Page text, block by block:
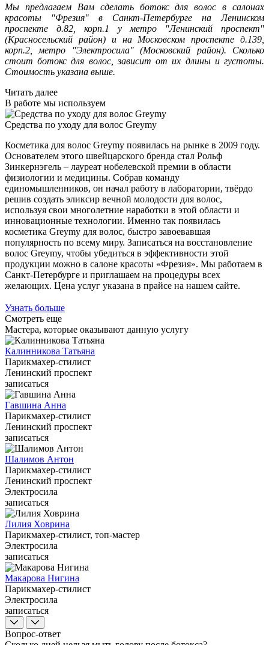
Мы предлагаем Вам сделать ботокс для волос в салонах
красоты "Фрезия" в Санкт-Петербурге на Ленинском
проспекте д.82, корп.1 у метро "Ленинский проспект"
(Красносельский район) и на Московском проспекте д.139,
корп.2, метро "Электросила" (Московский район). Сколько
стоит ботокс для волос, зависит от их длины и густоты.
Стоимость указана выше.
Читать далее
В работе мы используем
Средства по уходу для волос Greymy
Косметика для волос Greymy появилась на рынке в 2009 году.
Основателем этого швейцарского бренда стал Рольф
Зинкернэгель – лауреат нобелевской премии в области
физиологии и медицины. Собрав команду
единомышленников, он начал работу в лаборатории, твёрдо
решив создать эликсир вечной молодости для волос,
используя свои многолетние наработки в этой области и
инновационные технологии. Именно так появилась
косметика Greymy для волос, быстро завоевавшая
популярность по всему миру. Записаться на восстановление
волос Greymy, чтобы убедиться в эффективности этой
продукции можно в салоне красоты «Фрезия». Мы работаем в
Санкт-Петербурге и приглашаем на процедуры всех
желающих. Цена услуг указана в прайсе на нашем сайте.
Узнать больше
Смотреть еще
Мастера, которые оказывают данную услугу
Калинникова Татьяна
Парикмахер-стилист
Ленинский проспект
записаться
Гавшина Анна
Парикмахер-стилист
Ленинский проспект
записаться
Шалимов Антон
Парикмахер-стилист
Ленинский проспект
Электросила
записаться
Лилия Ховрина
Парикмахер-стилист, топ-мастер
Электросила
записаться
Макарова Нигина
Парикмахер-стилист
Электросила
записаться
Вопрос-ответ